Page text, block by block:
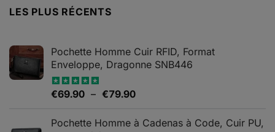
plusieurs
variations.
peuvent
être
choisies
sur
page
LES PLUS RÉCENTS
Pochette Homme Cuir RFID, Format
Enveloppe, Dragonne SNB446
Note5.00
€69.90 – €79.90Plage
prix :
Pochette Homme à Cadenas à Code, Cuir PU,